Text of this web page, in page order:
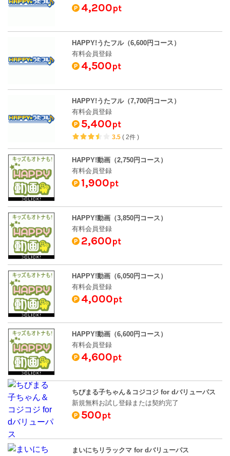
4,200pt
HAPPY!うたフル（6,600円コース）
有料会員登録
4,500pt
HAPPY!うたフル（7,700円コース）
有料会員登録
5,400pt
3.5(2件 )
HAPPY!動画（2,750円コース）
有料会員登録
1,900pt
HAPPY!動画（3,850円コース）
有料会員登録
2,600pt
HAPPY!動画（6,050円コース）
有料会員登録
4,000pt
HAPPY!動画（6,600円コース）
有料会員登録
4,600pt
ちびまる子ちゃん＆コジコジ for dバリューパス
新規無料お試し登録または契約完了
500pt
まいにちリラックマ for dバリューパス